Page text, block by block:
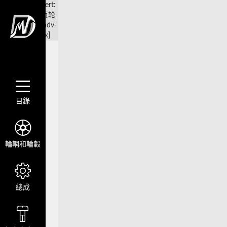
目錄
輪輞和輪轂
總成
Advert:
首页轮
播 [adv-
idx]